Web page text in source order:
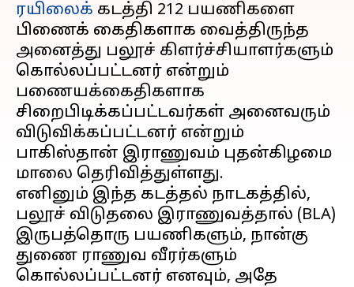
ரயிலைக் கடத்தி 212 பயணிகளை
பிணைக் கைதிகளாக வைத்திருந்த
அனைத்து பலூச் கிளர்ச்சியாளர்களும்
கொல்லப்பட்டனர் என்றும்
பணையக்கைதிகளாக
சிறைபிடிக்கப்பட்டவர்கள் அனைவரும்
விடுவிக்கப்பட்டனர் என்றும்
பாகிஸ்தான் இராணுவம் புதன்கிழமை
மாலை தெரிவித்துள்ளது.
எனினும் இந்த கடத்தல் நாடகத்தில்,
பலூச் விடுதலை இராணுவத்தால் (BLA)
இருபத்தொரு பயணிகளும், நான்கு
துணை ராணுவ வீரர்களும்
கொல்லப்பட்டனர் எனவும், அதே